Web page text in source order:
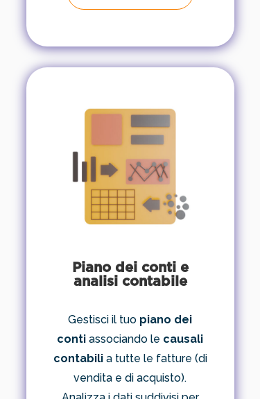
Piano dei conti e
analisi contabile
Gestisci il tuo piano dei
conti associando le causali
contabilia tutte le fatture (di
vendita e di acquisto).